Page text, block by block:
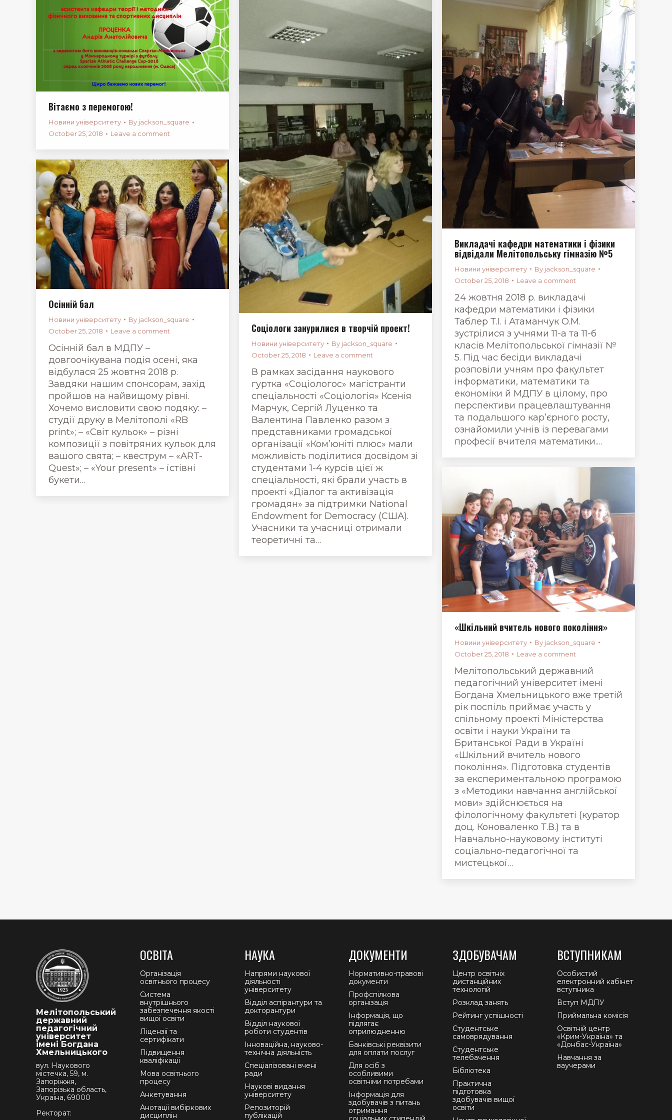
Вітаємо з перемогою!
Новини університету By jackson_square
October 25, 2018
Leave a comment
Соціологи занурилися в творчій проект!
Новини університету By jackson_square
October 25, 2018
Leave a comment
В рамках засідання наукового
гуртка «Соціологос» магістранти
спеціальності «Соціологія» Ксенія
Марчук, Сергій Луценко та
Валентина Павленко разом з
представниками громадської
організації «Ком’юніті плюс» мали
можливість поділитися досвідом зі
студентами 1-4 курсів цієї ж
спеціальності, які брали участь в
проекті «Діалог та активізація
громадян» за підтримки National
Endowment for Democracy (США).
Учасники та учасниці отримали
теоретичні та…
Викладачі кафедри математики і фізики
відвідали Мелітопольську гімназію №5
Новини університету By jackson_square
October 25, 2018
Leave a comment
24 жовтня 2018 р. викладачі
кафедри математики і фізики
Таблер Т.І. і Атаманчук О.М.
зустрілися з учнями 11-а та 11-б
класів Мелітопольської гімназії №
5. Під час бесіди викладачі
розповіли учням про факультет
інформатики, математики та
економіки й МДПУ в цілому, про
перспективи працевлаштування
та подальшого кар’єрного росту,
ознайомили учнів із перевагами
професії вчителя математики.…
Осінній бал
Новини університету By jackson_square
October 25, 2018
Leave a comment
Осінній бал в МДПУ –
довгоочікувана подія осені, яка
відбулася 25 жовтня 2018 р.
Завдяки нашим спонсорам, захід
пройшов на найвищому рівні.
Хочемо висловити свою подяку: –
студії друку в Мелітополі «RB
print»; – «Світ кульок» – різні
композиції з повітряних кульок для
вашого свята; – квеструм – «ART-
Quest»; – «Your present» – їстівні
букети…
«Шкільний вчитель нового покоління»
Новини університету By jackson_square
October 25, 2018
Leave a comment
Мелітопольський державний
педагогічний університет імені
Богдана Хмельницького вже третій
рік поспіль приймає участь у
спільному проекті Міністерства
освіти і науки України та
Британської Ради в Україні
«Шкільний вчитель нового
покоління». Підготовка студентів
за експериментальною програмою
з «Методики навчання англійської
мови» здійснюється на
філологічному факультеті (куратор
доц. Коноваленко Т.В.) та в
Навчально-науковому інституті
соціально-педагогічної та
мистецької…
Мелітопольський
державний
педагогічний
університет
імені Богдана
Хмельницького
вул. Наукового
містечка, 59, м.
Запоріжжя,
Запорізька область,
Україна, 69000
Ректорат:
ОСВІТА
Організація
освітнього процесу
Система
внутрішнього
забезпечення якості
вищої освіти
Ліцензії та
сертифікати
Підвищення
кваліфікації
Мова освітнього
процесу
Анкетування
Анотації вибіркових
дисциплін
НАУКА
Напрями наукової
діяльності
університету
Відділ аспірантури та
докторантури
Відділ наукової
роботи студентів
Інноваційна, науково-
технічна діяльність
Спеціалізовані вчені
ради
Наукові видання
університету
Репозиторій
публікацій
ДОКУМЕНТИ
Нормативно-правові
документи
Профспілкова
організація
Інформація, що
підлягає
оприлюдненню
Банківські реквізити
для оплати послуг
Для осіб з
особливими
освітніми потребами
Інформація для
здобувачів з питань
отримання
ЗДОБУВАЧАМ
Центр освітніх
дистанційних
технологій
Розклад занять
Рейтинг успішності
Студентське
самоврядування
Студентське
телебачення
Бібліотека
Практична
підготовка
здобувачів вищої
освіти
ВСТУПНИКАМ
Особистий
електронний кабінет
вступника
Вступ МДПУ
Приймальна комісія
Освітній центр
«Крим-Україна» та
«Донбас-Україна»
Навчання за
ваучерами